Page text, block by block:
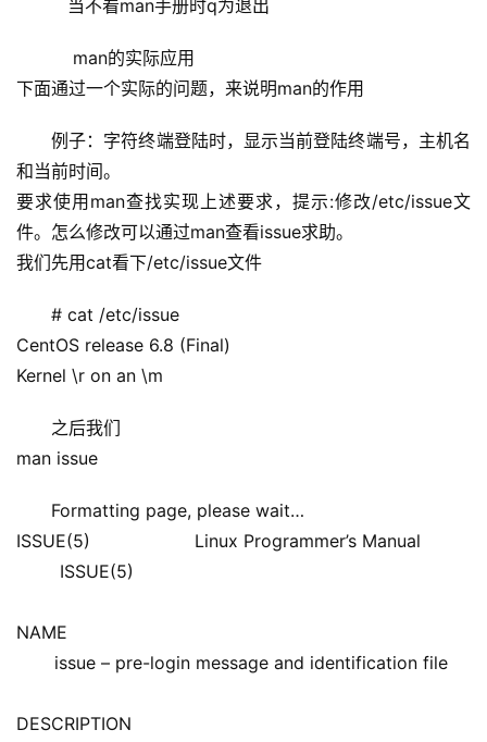
当不看man手册时q为退出
man的实际应用
下面通过一个实际的问题，来说明man的作用
例子：字符终端登陆时，显示当前登陆终端号，主机名
和当前时间。
要求使用man查找实现上述要求，提示:修改/etc/issue文
件。怎么修改可以通过man查看issue求助。
我们先用cat看下/etc/issue文件
# cat /etc/issue
CentOS release 6.8 (Final)
Kernel \r on an \m
之后我们
man issue
Formatting page, please wait…
ISSUE(5)                   Linux Programmer’s Manual
ISSUE(5)
NAME
issue – pre-login message and identification file
DESCRIPTION